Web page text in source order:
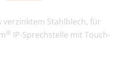
Stahlblech, für
® IP-Sprechstelle mit Touch-